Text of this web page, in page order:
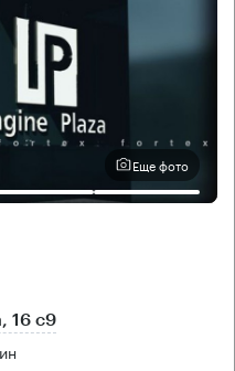
Еще фото
16 с9